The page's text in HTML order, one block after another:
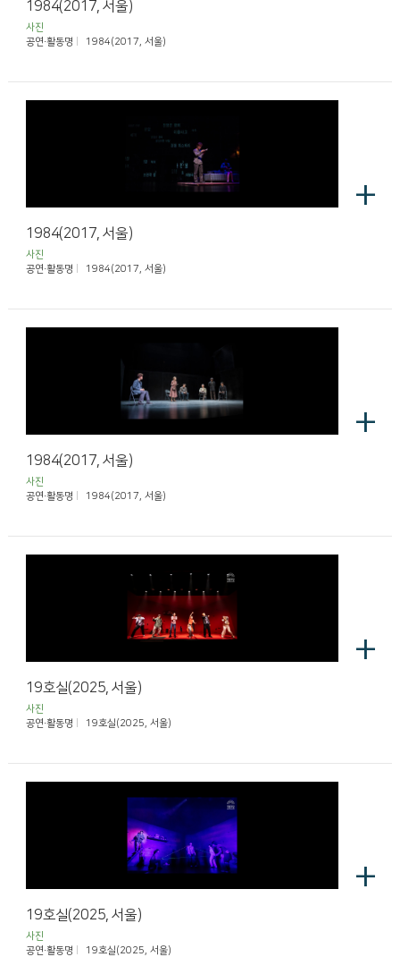
1984(2017, 서울)
사진
공연·활동명
1984(2017, 서울)
1984(2017, 서울)
+
사진
공연·활동명
1984(2017, 서울)
1984(2017, 서울)
+
사진
공연·활동명
1984(2017, 서울)
19호실(2025, 서울)
+
사진
공연·활동명
19호실(2025, 서울)
19호실(2025, 서울)
+
사진
공연·활동명
19호실(2025, 서울)